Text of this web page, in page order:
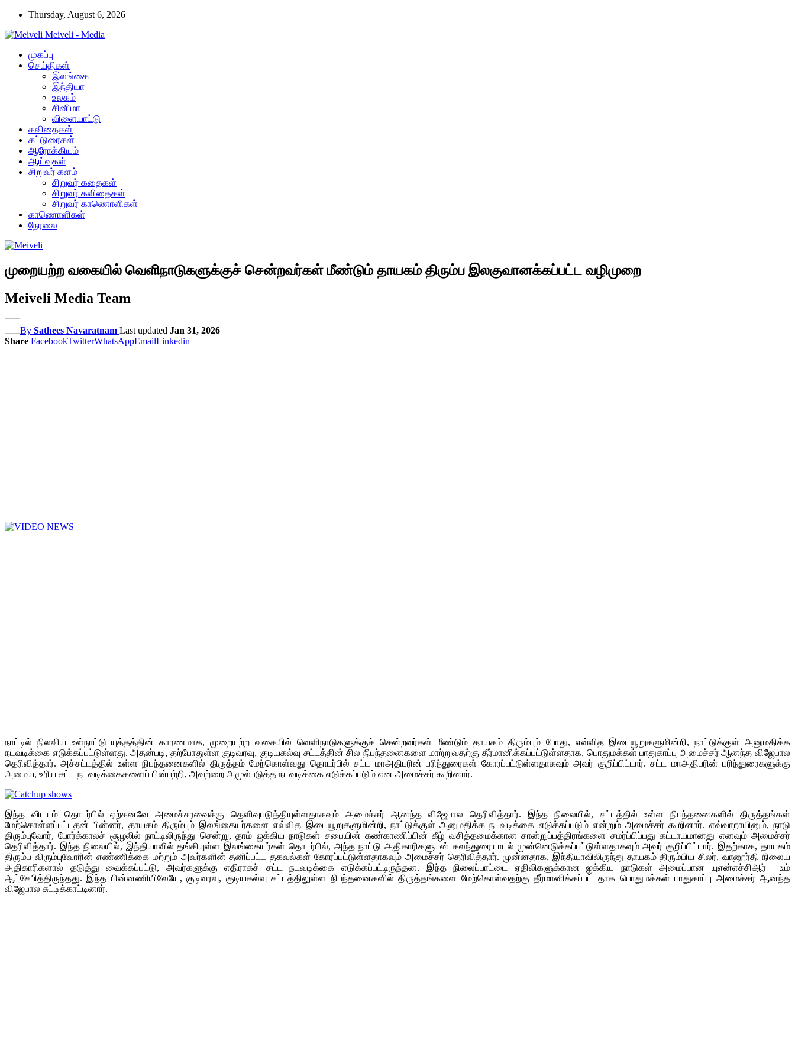
Thursday, August 6, 2026
Meiveli - Media
முகப்பு
செய்திகள்
இலங்கை
இந்தியா
உலகம்
சினிமா
விளையாட்டு
கவிதைகள்
கட்டுரைகள்
ஆரோக்கியம்
ஆய்வுகள்
சிறுவர் களம்
சிறுவர் கதைகள்
சிறுவர் கவிதைகள்
சிறுவர் காணொளிகள்
காணொளிகள்
நேரலை
முறையற்ற வகையில் வெளிநாடுகளுக்குச் சென்றவர்கள் மீண்டும் தாயகம் திரும்ப இலகுவானக்கப்பட்ட வழிமுறை
Meiveli Media Team
By Sathees Navaratnam Last updated Jan 31, 2026
Share FacebookTwitterWhatsAppEmailLinkedin
நாட்டில் நிலவிய உள்நாட்டு யுத்தத்தின் காரணமாக, முறையற்ற வகையில் வெளிநாடுகளுக்குச் சென்றவர்கள் மீண்டும் தாயகம் திரும்பும் போது, எவ்வித இடையூறுகளுமின்றி, நாட்டுக்குள் அனுமதிக்க
நடவடிக்கை எடுக்கப்பட்டுள்ளது. அதன்படி, தற்போதுள்ள குடிவரவு, குடியகல்வு சட்டத்தின் சில நிபந்தனைகளை மாற்றுவதற்கு தீர்மானிக்கப்பட்டுள்ளதாக, பொதுமக்கள் பாதுகாப்பு அமைச்சர் ஆனந்த விஜேபால
தெரிவித்தார். அச்சட்டத்தில் உள்ள நிபந்தனைகளில் திருத்தம் மேற்கொள்வது தொடர்பில் சட்ட மாஅதிபரின் பரிந்துரைகள் கோரப்பட்டுள்ளதாகவும் அவர் குறிப்பிட்டார். சட்ட மாஅதிபரின் பரிந்துரைகளுக்கு
அமைய, உரிய சட்ட நடவடிக்கைகளைப் பின்பற்றி, அவற்றை அமுல்படுத்த நடவடிக்கை எடுக்கப்படும் என அமைச்சர் கூறினார்.
இந்த விடயம் தொடர்பில் ஏற்கனவே அமைச்சரவைக்கு தெளிவுபடுத்தியுள்ளதாகவும் அமைச்சர் ஆனந்த விஜேபால தெரிவித்தார். இந்த நிலையில், சட்டத்தில் உள்ள நிபந்தனைகளில் திருத்தங்கள்
மேற்கொள்ளப்பட்டதன் பின்னர், தாயகம் திரும்பும் இலங்கையர்களை எவ்வித இடையூறுகளுமின்றி, நாட்டுக்குள் அனுமதிக்க நடவடிக்கை எடுக்கப்படும் என்றும் அமைச்சர் கூறினார். எவ்வாறாயினும், நாடு
திரும்புவோர், போர்க்காலச் சூழலில் நாட்டிலிருந்து சென்று, தாம் ஐக்கிய நாடுகள் சபையின் கண்காணிப்பின் கீழ் வசித்தமைக்கான சான்றுப்பத்திரங்களை சமர்ப்பிப்பது கட்டாயமானது எனவும் அமைச்சர்
தெரிவித்தார். இந்த நிலையில், இந்தியாவில் தங்கியுள்ள இலங்கையர்கள் தொடர்பில், அந்த நாட்டு அதிகாரிகளுடன் கலந்துரையாடல் முன்னெடுக்கப்பட்டுள்ளதாகவும் அவர் குறிப்பிட்டார். இதற்காக, தாயகம்
திரும்ப விரும்புவோரின் எண்ணிக்கை மற்றும் அவர்களின் தனிப்பட்ட தகவல்கள் கோரப்பட்டுள்ளதாகவும் அமைச்சர் தெரிவித்தார். முன்னதாக, இந்தியாவிலிருந்து தாயகம் திரும்பிய சிலர், வானூர்தி நிலைய
அதிகாரிகளால் தடுத்து வைக்கப்பட்டு, அவர்களுக்கு எதிராகச் சட்ட நடவடிக்கை எடுக்கப்பட்டிருந்தன. இந்த நிலைப்பாட்டை ஏதிலிகளுக்கான ஐக்கிய நாடுகள் அமைப்பான யுஎன்எச்சிஆர் உம்
ஆட்சேபித்திருந்தது. இந்த பின்னணியிலேயே, குடிவரவு, குடியகல்வு சட்டத்திலுள்ள நிபந்தனைகளில் திருத்தங்களை மேற்கொள்வதற்கு தீர்மானிக்கப்பட்டதாக பொதுமக்கள் பாதுகாப்பு அமைச்சர் ஆனந்த
விஜேபால சுட்டிக்காட்டினார்.